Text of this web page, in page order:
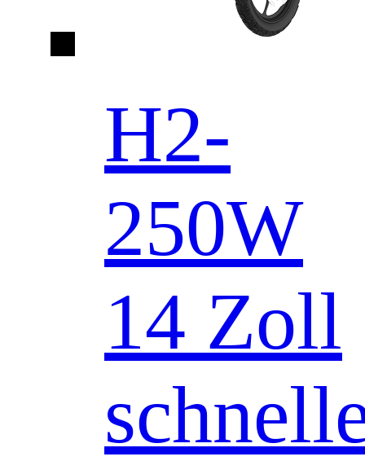
H2-
250W
14 Zoll